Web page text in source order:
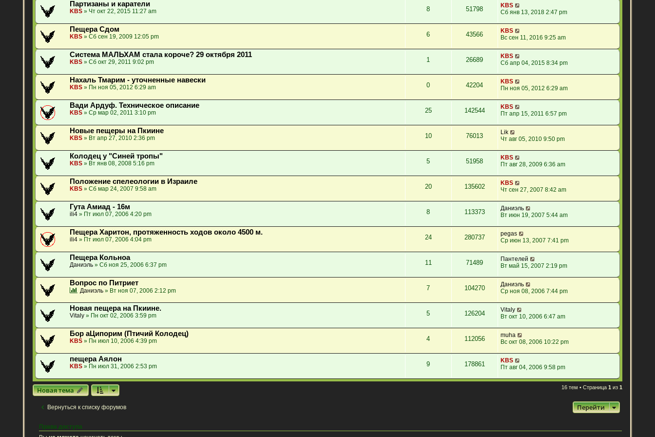
Партизаны и каратели
KBS » Чт окт 22, 2015 11:27 am 8 51798
KBS
Сб янв 13, 2018 2:47 pm
Пещера Сдом
KBS » Сб сен 19, 2009 12:05 pm 6 43566
KBS
Вс сен 11, 2016 9:25 am
Система МАЛЬХАМ стала короче? 29 октября 2011
KBS » Сб окт 29, 2011 9:02 pm 1 26689
KBS
Сб апр 04, 2015 8:34 pm
Нахаль Тмарим - уточненные навески
KBS » Пн ноя 05, 2012 6:29 am 0 42204
KBS
Пн ноя 05, 2012 6:29 am
Вади Ардуф. Техническое описание
KBS » Ср мар 02, 2011 3:10 pm 25 142544
KBS
Пт апр 15, 2011 6:57 pm
Новые пещеры на Пкиине
KBS » Вт апр 27, 2010 2:36 pm 10 76013
Lik
Чт авг 05, 2010 9:50 pm
Колодец у "Синей тропы"
KBS » Вт янв 08, 2008 5:16 pm 5 51958
KBS
Пт авг 28, 2009 6:36 am
Положение спелеологии в Израиле
KBS » Сб мар 24, 2007 9:58 am 20 135602
KBS
Чт сен 27, 2007 8:42 am
Гута Амиад - 16м
ili4 » Пт июл 07, 2006 4:20 pm 8 113373
Даниэль
Вт июн 19, 2007 5:44 am
Пещера Харитон, протяженность ходов около 4500 м.
ili4 » Пт июл 07, 2006 4:04 pm 24 280737
pegas
Ср июн 13, 2007 7:41 pm
Пещера Кольноа
Даниэль » Сб ноя 25, 2006 6:37 pm 11 71489
Пантелей
Вт май 15, 2007 2:19 pm
Вопрос по Питриет
Даниэль » Вт ноя 07, 2006 2:12 pm 7 104270
Даниэль
Ср ноя 08, 2006 7:44 pm
Новая пещера на Пкиине.
Vitaly » Пн окт 02, 2006 3:59 pm 5 126204
Vitaly
Вт окт 10, 2006 6:47 am
Бор аЦипорим (Птичий Колодец)
KBS » Пн июл 10, 2006 4:39 pm 4 112056
muha
Вс окт 08, 2006 10:22 pm
пещера Аялон
KBS » Пн июл 31, 2006 2:53 pm 9 178861
KBS
Пт авг 04, 2006 9:58 pm
Новая тема 16 тем • Страница 1 из 1
Вернуться к списку форумов Перейти
Права доступа